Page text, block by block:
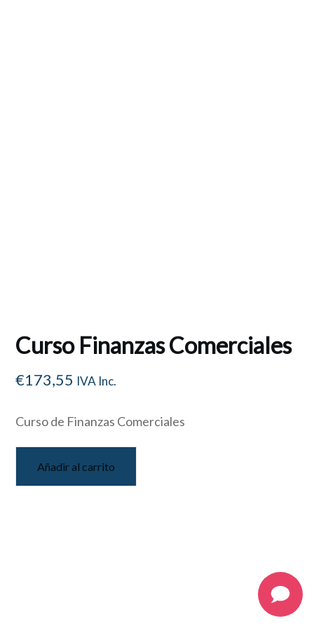
Curso Finanzas Comerciales
€173,55 IVA Inc.
Curso de Finanzas Comerciales
Añadir al carrito